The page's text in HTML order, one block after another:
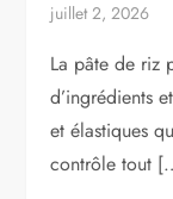
juillet 2, 2026
La pâte de riz
d’ingrédients
et élastiques
contrôle tout